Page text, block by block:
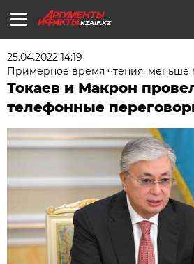
KZAIF.KZ
25.04.2022 14:19
Примерное время чтения: меньше
Токаев и Макрон
телефонные